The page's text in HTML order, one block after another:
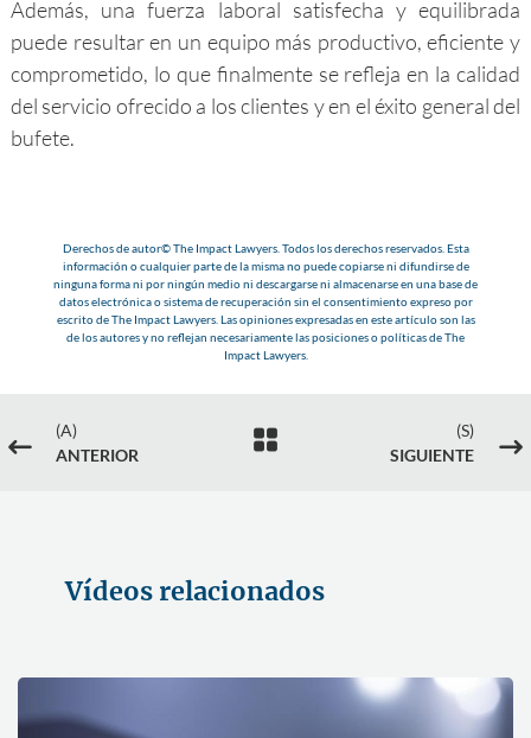
Además, una fuerza laboral satisfecha y equilibrada
puede resultar en un equipo más productivo, eficiente y
comprometido, lo que finalmente se refleja en la calidad
del servicio ofrecido a los clientes y en el éxito general del
bufete.
Derechos de autor© The Impact Lawyers. Todos los derechos reservados. Esta
información o cualquier parte de la misma no puede copiarse ni difundirse de
ninguna forma ni por ningún medio ni descargarse ni almacenarse en una base de
datos electrónica o sistema de recuperación sin el consentimiento expreso por
escrito de The Impact Lawyers. Las opiniones expresadas en este artículo son las
de los autores y no reflejan necesariamente las posiciones o políticas de The
Impact Lawyers.
#
(A)
ANTERIOR

(S)
SIGUIENTE
$
Vídeos relacionados